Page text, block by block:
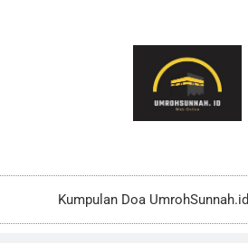
Kumpulan Doa UmrohSunnah.id